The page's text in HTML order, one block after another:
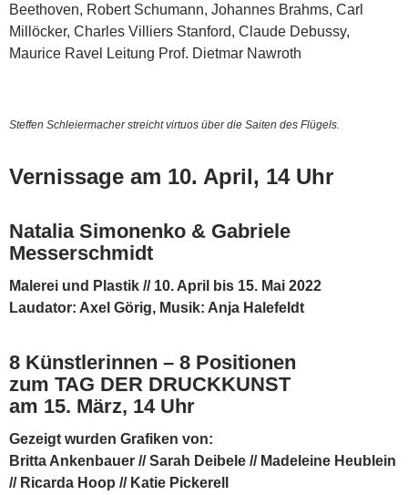
Beethoven, Robert Schumann, Johannes Brahms, Carl
Millöcker, Charles Villiers Stanford, Claude Debussy,
Maurice Ravel Leitung Prof. Dietmar Nawroth
Steffen Schleiermacher streicht virtuos über die Saiten des Flügels.
Vernissage am 10. April, 14 Uhr
Natalia Simonenko & Gabriele
Messerschmidt
Malerei und Plastik // 10. April bis 15. Mai 2022
Laudator: Axel Görig, Musik: Anja Halefeldt
8 Künstlerinnen – 8 Positionen
zum TAG DER DRUCKKUNST
am 15. März, 14 Uhr
Gezeigt wurden Grafiken von:
Britta Ankenbauer //Sarah Deibele // Madeleine Heublein
// Ricarda Hoop // Katie Pickerell